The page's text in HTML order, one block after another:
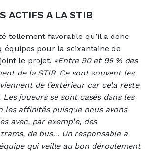
ACTIFS A LA STIB
tellement favorable qu’il a donc
équipes pour la soixantaine de
le projet. «Entre 90 et 95 % des
de la STIB. Ce sont souvent les
de l’extérieur car cela reste
Les joueurs se sont casés dans les
les affinités puisque nous avons
avec, par exemple, des
de bus… Un responsable a
qui veille au bon déroulement